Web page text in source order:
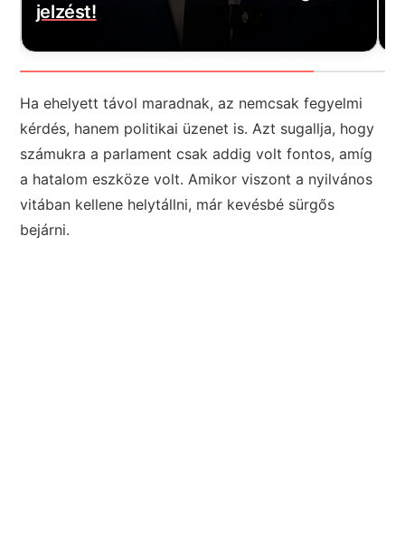
jelzést!
Ha ehelyett távol maradnak, az nemcsak fegyelmi
kérdés, hanem politikai üzenet is. Azt sugallja, hogy
számukra a parlament csak addig volt fontos, amíg
a hatalom eszköze volt. Amikor viszont a nyilvános
vitában kellene helytállni, már kevésbé sürgős
bejárni.